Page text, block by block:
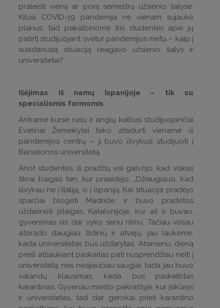
praleisti vieną ar porą semestrų užsienio šalyse.
Kilusi COVID-19 pandemija ne vienam sujaukė
planus, tad pakalbinome tris studentes apie jų
patirtį studijuojant svetur pandemijos metu – kaip į
susidariusią situaciją reagavo užsienio šalys ir
universitetai?
Išėjimas iš namų Ispanijoje – tik su
specialiomis formomis
Antrame kurse rusų ir anglų kalbas studijuojančiai
Evelinai Žemeikytei teko atsidurti viename iš
pandemijos centrų – ji buvo išvykusi studijuoti į
Barselonos universitetą.
Anot studentės, iš pradžių visi galvojo, kad viskas
tikrai baigsis ten, kur prasidėjo: „Džiaugiausi, kad
išvykau ne į Italiją, o į Ispaniją. Kai situacija pradėjo
sparčiai blogėti Madride, ir buvo pradėtos
uždarinėti įstaigas, Katalonijoje, kur aš ir buvau,
gyvenimas vis dar vyko senu ritmu. Tačiau vėliau
atsirado daugiau židinių ir atvejų, jau laukėme,
kada universitetas bus uždarytas. Atsimenu, dieną
prieš atšaukiant paskaitas pati nusprendžiau neiti į
universitetą, nes nesijaučiau saugiai, tada jau buvo
valandų klausimas, kada bus paskelbtas
karantinas. Gyvenau miesto pakraštyje, kur įsikūręs
ir universitetas, tad dar gerokai prieš karantino